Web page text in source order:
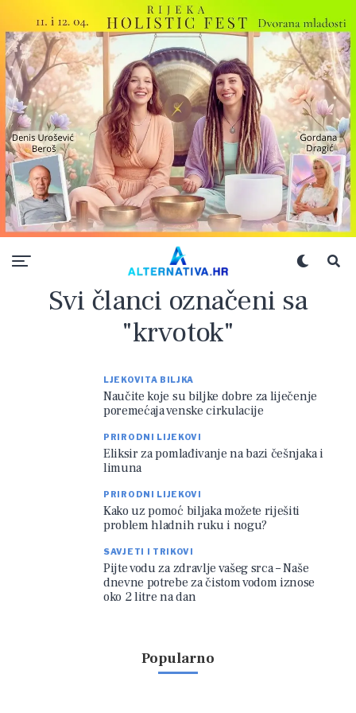
Svi članci označeni sa
"krvotok"
LJEKOVITA BILJKA
Naučite koje su biljke dobre za liječenje
poremećaja venske cirkulacije
PRIRODNI LIJEKOVI
Eliksir za pomlađivanje na bazi češnjaka i
limuna
PRIRODNI LIJEKOVI
Kako uz pomoć biljaka možete riješiti
problem hladnih ruku i nogu?
SAVJETI I TRIKOVI
Pijte vodu za zdravlje vašeg srca – Naše
dnevne potrebe za čistom vodom iznose
oko 2 litre na dan
Popularno